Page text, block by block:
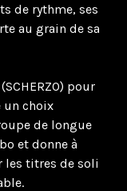
de rythme, ses
au grain de sa
(SCHERZO) pour
un choix
de longue
et donne à
les titres de soli